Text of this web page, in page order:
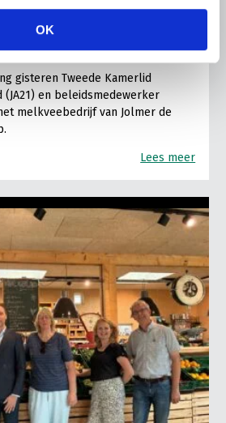
OK
(JA21)
in
gisteren Tweede Kamerlid
(JA21) en beleidsmedewerker
melkveebedrijf van Jolmer de
Lees meer